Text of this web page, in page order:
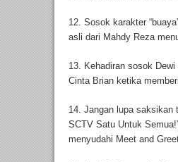
12. Sosok karakter
asli dari Mahdy Reza
13. Kehadiran sosok
Cinta Brian ketika
14. Jangan lupa saksikan
SCTV Satu Untuk
menyudahi Meet and